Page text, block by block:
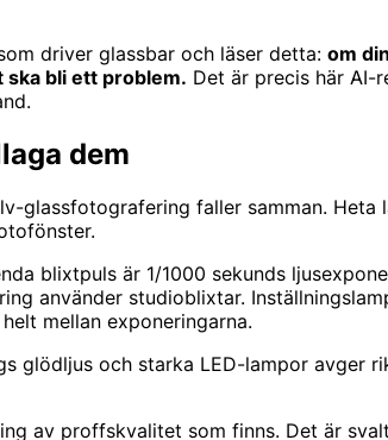
driver glassbar och läser detta: om
bli ett problem. Det är precis här AI-
dem
glassfotografering faller samman.
blixtpuls är 1/1000 sekunds
använder studioblixtar.
mellan exponeringarna.
glödljus och starka LED-lampor avger
av proffskvalitet som finns. Det är